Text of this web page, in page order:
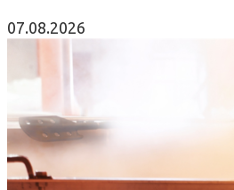
07.08.2026